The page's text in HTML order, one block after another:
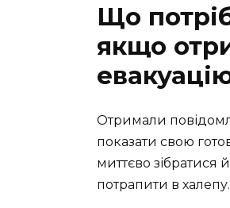
Що
якщо
Отримали
показати свою
миттєво зібратися
потрапити в халепу.